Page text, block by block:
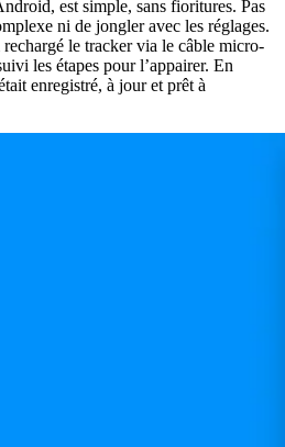
est simple, sans fioritures. Pas
ni de jongler avec les réglages.
le tracker via le câble micro-
les étapes pour l’appairer. En
enregistré, à jour et prêt à